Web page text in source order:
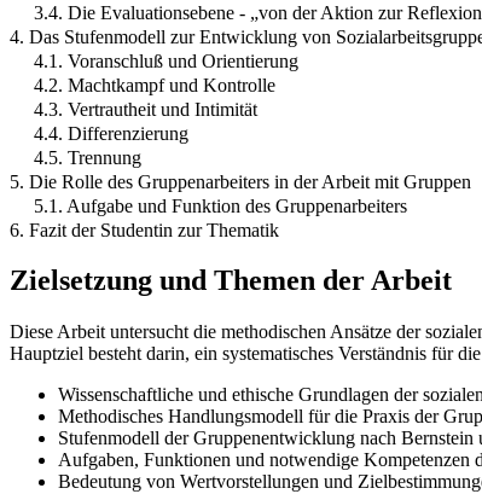
3.4. Die Evaluationsebene - „von der Aktion zur
4. Das Stufenmodell zur Entwicklung von
4.1. Voranschluß und Orientierung
4.2. Machtkampf und Kontrolle
4.3. Vertrautheit und Intimität
4.4. Differenzierung
4.5. Trennung
5. Die Rolle des Gruppenarbeiters in der Arbeit mit Gruppen
5.1. Aufgabe und Funktion des Gruppenarbeiters
6. Fazit der Studentin zur Thematik
Zielsetzung und Themen der Arbeit
Diese Arbeit untersucht die methodischen Ansätze der
Hauptziel besteht darin, ein systematisches Verständnis für
Wissenschaftliche und ethische Grundlagen der
Methodisches Handlungsmodell für die Praxis der
Stufenmodell der Gruppenentwicklung nach
Aufgaben, Funktionen und notwendige Kompetenzen
Bedeutung von Wertvorstellungen und